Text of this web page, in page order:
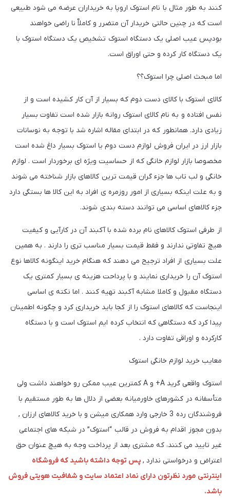
کنند به طور مثال با نام استوک اروپا به خریداران عرضه می شود طبیعی
است که در چنین حالتی خریدار آن متضرر و کاملاٌ نا راضی خواهند
بودپس عیب اصلی یک دستگاه استوک تشخیص یک دستگاه استوک با
یک دستگاه کار کرده و حتی اوراق است.
اما مبحث اصلی چرا استوک؟؟
کالای استوک با کالای دست دوم که بسیار از آن کار کشیده است و از
نفس افتاده و به نام کالای استوک روانه بازار شده است تفاوت بسیار
زیادی دارد. همانطور که در ابتدای مقاله اشاره شد با توجه به نوسانات
بازار ارز در ایران فروش لوازم دست دوم یا استوک بسیار داغ شده است
مخصوصا بازار لوازم خانگی که از حساسیت ویژه ای برخوردار است . لوازم
خانگی و لب تاب ها جزء گران قیمت ترین کالاهای بازار شناخته می شوند
و به علت اینکه بسیاری از امور روزمره ی افراد به این کالا ها بستگی دارد
جزء کالاهای اساسی می توانند دسته بندی شوند.
از طرفی استوک کالاهای نام برده شده با آکبند آن در کارآیی و کیفیت
هیچ تفاوتی ندارند و فقط قیمت بسیار مناسب تری را دارند . به همین
علت بسیاری از افراد ترجیح می دهند که هنگام خرید اینگونه کالاها نوع
استوک آن را خریداری نمایند و با پرداحت هزینه ی بسیار کمتری یک
دستگاه مقبول و کاملا مشابه آکبند تهیه کنند . اما نکته ی اساسی
اینجاست که کالاهای استوک را از کجا باید خریداری کرد و چگونه اطمینان
پیدا کرد که دستگاهی که انتخاب کرده ایم استوک است و با دستگاه
کارکرده و اوراقی تفاوت دارد .
معایب خرید لوازم خانگی استوک
استوک واقعی گرید A+ و A کمترین عیب ممکن رو خواهند داشت ولی
متأسفانه در کشورهای خاورمیانه بعضی از دلال ها به طور مستقیم با
فروشندگان رده 3 خارجی وارد همکاری میشن و با خرید کالاهای ارزان ,
بدون مجوز اقدام به فروش در قالب “استوک” در شبکه های اجتماعی
غیر تایید می کنند، که مشتری بعد از پرداخت وجه به هیچ عنوان حق
اعتراض و درخواستی ندارد , پس توجه داشته باشید که فروشگاه
اینترنتی مورد نظرتون دارای نماد اعتماد سایت و شفافیت هویتی فروش
باشد.